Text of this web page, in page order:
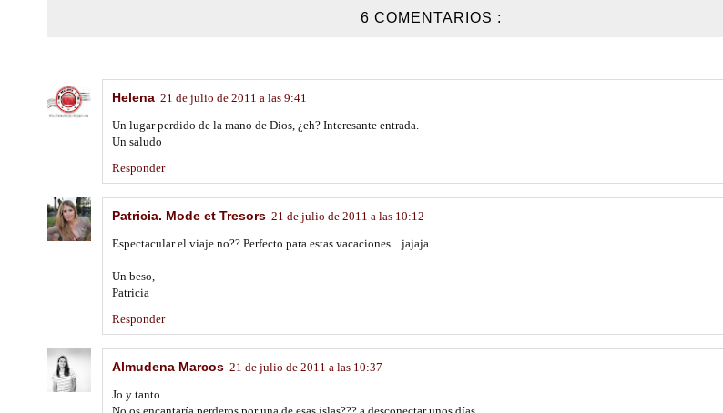
6 COMENTARIOS :
Helena 21 de julio de 2011 a las 9:41
Un lugar perdido de la mano de Dios, ¿eh? Interesante entrada.
Un saludo
Responder
Patricia. Mode et Tresors 21 de julio de 2011 a las 10:12
Espectacular el viaje no?? Perfecto para estas vacaciones... jajaja
Un beso,
Patricia
Responder
Almudena Marcos 21 de julio de 2011 a las 10:37
Jo y tanto.